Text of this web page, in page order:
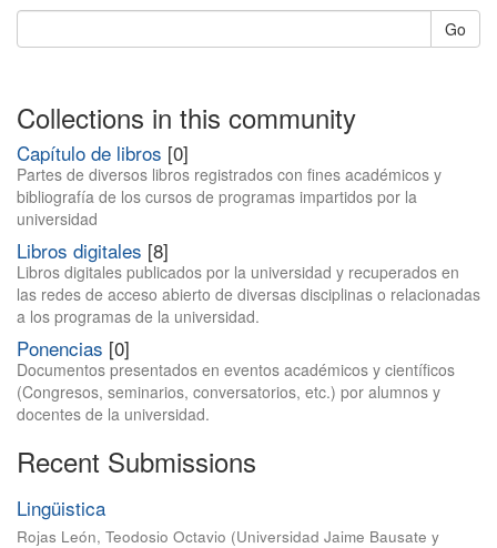
Go
Collections in this community
Capítulo de libros [0]
Partes de diversos libros registrados con fines académicos y
bibliografía de los cursos de programas impartidos por la
universidad
Libros digitales [8]
Libros digitales publicados por la universidad y recuperados en
las redes de acceso abierto de diversas disciplinas o relacionadas
a los programas de la universidad.
Ponencias [0]
Documentos presentados en eventos académicos y científicos
(Congresos, seminarios, conversatorios, etc.) por alumnos y
docentes de la universidad.
Recent Submissions
Lingüistica
Rojas León, Teodosio Octavio (Universidad Jaime Bausate y